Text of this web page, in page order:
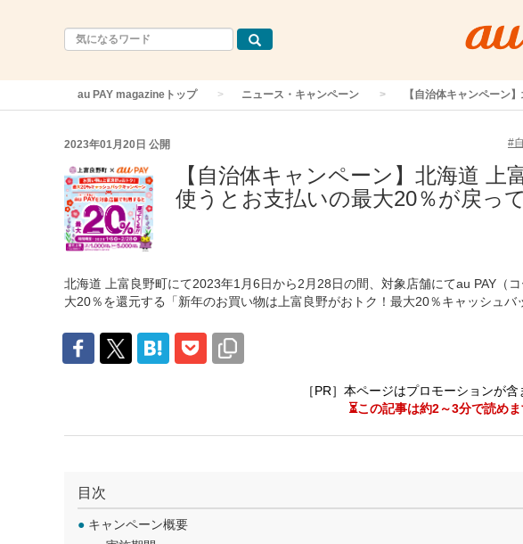
au PAY magazineトップ ニュース・キャンペーン 【自治体キャンペーン
2023年01月20日 公開 #
【自治体キャンペーン】北海道 上
使うとお支払いの最大20％が戻っ
北海道 上富良野町にて2023年1月6日から2月28日の間、対象店舗にてau PAY（
大20％を還元する「新年のお買い物は上富良野がおトク！最大20％キャッシュバ
［PR］本ページはプロモーションが
⏳この記事は約2～3分で読めま
目次
● キャンペーン概要